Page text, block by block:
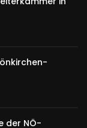
der NÖ-